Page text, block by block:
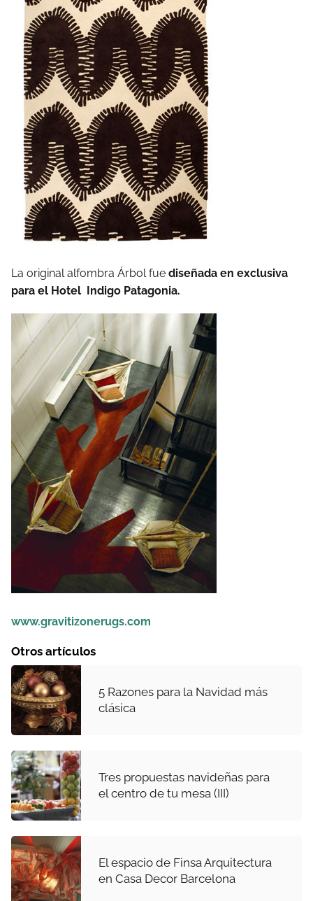
La original alfombra Árbol fue diseñada en exclusiva
para el Hotel Indigo Patagonia.
www.gravitizonerugs.com
Otros artículos
5 Razones para la Navidad más
clásica
Tres propuestas navideñas para
el centro de tu mesa (III)
El espacio de Finsa Arquitectura
en Casa Decor Barcelona